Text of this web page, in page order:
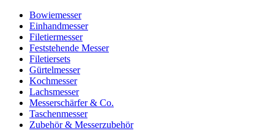
Bowiemesser
Einhandmesser
Filetiermesser
Feststehende Messer
Filetiersets
Gürtelmesser
Kochmesser
Lachsmesser
Messerschärfer & Co.
Taschenmesser
Zubehör & Messerzubehör